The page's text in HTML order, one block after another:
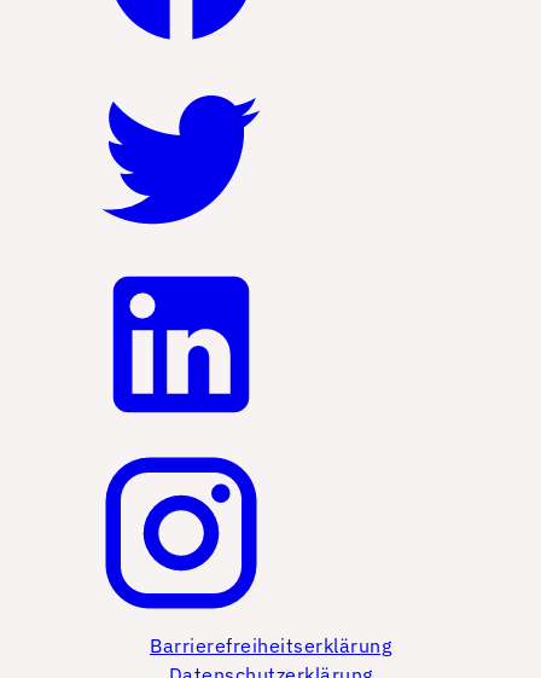
Barrierefreiheitserklärung